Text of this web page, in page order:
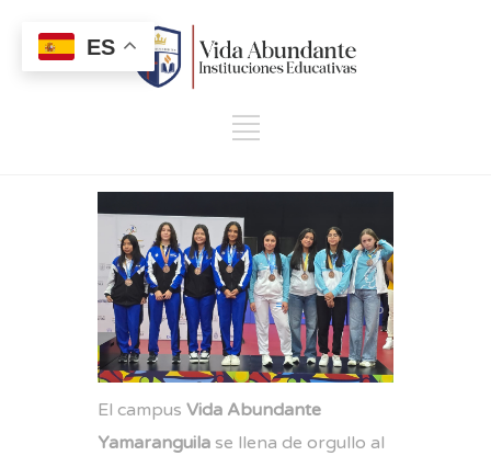
El campus Vida Abundante
Yamaranguila se llena de orgullo al
ES